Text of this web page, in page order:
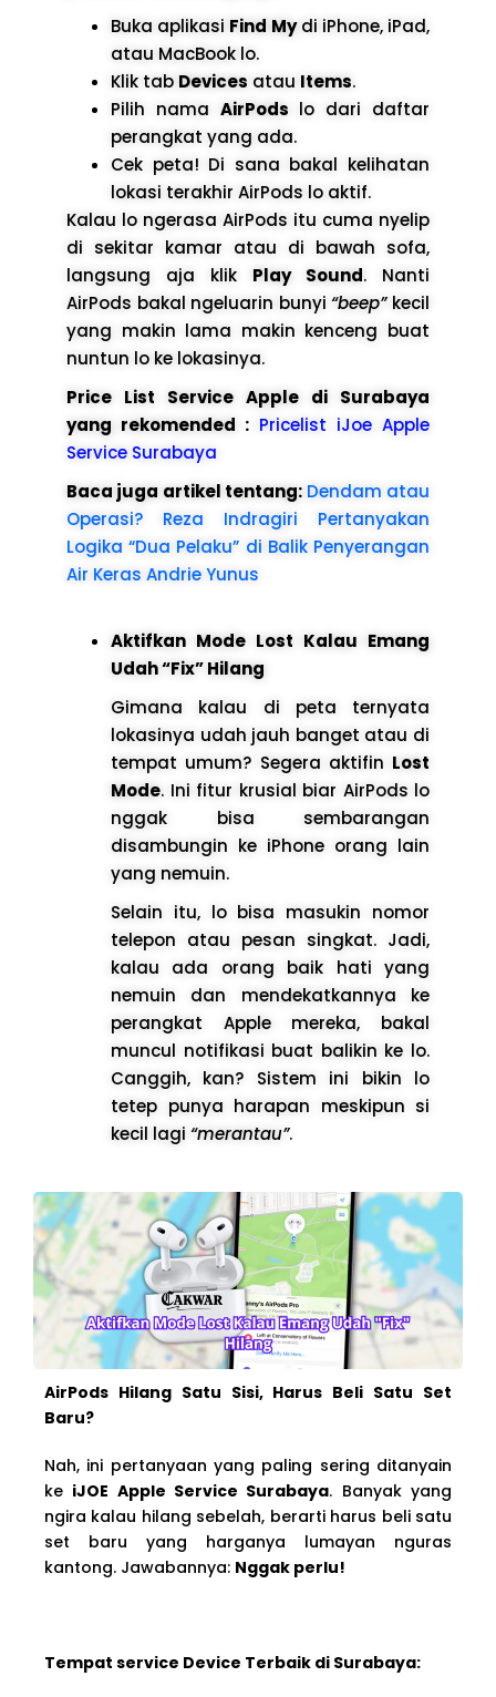
Buka aplikasi Find Mydi iPhone, iPad,
atau MacBook lo.
Klik tab Devices atau Items.
Pilih nama AirPods lo dari daftar
perangkat yang ada.
Cek peta! Di sana bakal kelihatan
lokasi terakhir AirPods lo aktif.
Kalau lo ngerasa AirPods itu cuma nyelip
di sekitar kamar atau di bawah sofa,
langsung aja klik Play Sound. Nanti
AirPods bakal ngeluarin bunyi“beep”kecil
yang makin lama makin kenceng buat
nuntun lo ke lokasinya.
Price List Service Apple di Surabaya
yang rekomended : Pricelist iJoe Apple
Service Surabaya
Baca juga artikel tentang: Dendam atau
Operasi? Reza Indragiri Pertanyakan
Logika “Dua Pelaku” di Balik Penyerangan
Air Keras Andrie Yunus
Aktifkan Mode Lost Kalau Emang
Udah “Fix” Hilang
Gimana kalau di peta ternyata
lokasinya udah jauh banget atau di
tempat umum? Segera aktifin Lost
Mode. Ini fitur krusial biar AirPods lo
nggak bisa sembarangan
disambungin ke iPhone orang lain
yang nemuin.
Selain itu, lo bisa masukin nomor
telepon atau pesan singkat. Jadi,
kalau ada orang baik hati yang
nemuin dan mendekatkannya ke
perangkat Apple mereka, bakal
muncul notifikasi buat balikin ke lo.
Canggih, kan? Sistem ini bikin lo
tetep punya harapan meskipun si
kecil lagi “merantau”.
AirPods Hilang Satu Sisi, Harus Beli Satu Set
Baru?
Nah, ini pertanyaan yang paling sering ditanyain
ke iJOE Apple Service Surabaya. Banyak yang
ngira kalau hilang sebelah, berarti harus beli satu
set baru yang harganya lumayan nguras
kantong. Jawabannya: Nggak perlu!
Tempat service Device Terbaik di Surabaya: